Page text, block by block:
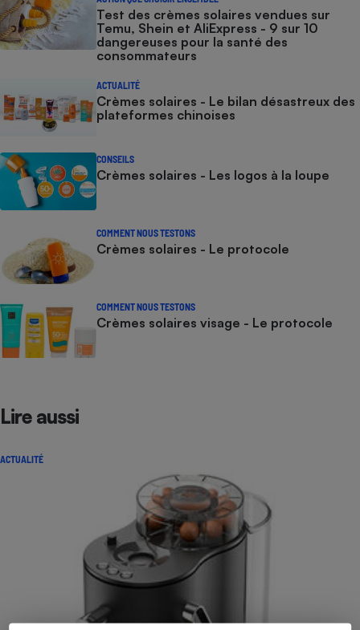
Test des crèmes solaires vendues sur
Temu, Shein et AliExpress - 9 sur 10
dangereuses pour la santé des
consommateurs
ACTUALITÉ
Crèmes solaires - Le bilan désastreux des
plateformes chinoises
CONSEILS
Crèmes solaires - Les logos à la loupe
COMMENT NOUS TESTONS
Crèmes solaires - Le protocole
COMMENT NOUS TESTONS
Crèmes solaires visage - Le protocole
Lire aussi
ACTUALITÉ